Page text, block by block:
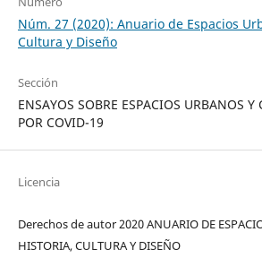
Núm. 27 (2020): Anuario de Espacios
Cultura y Diseño
Sección
ENSAYOS SOBRE ESPACIOS URBANOS
POR COVID-19
Licencia
Derechos de autor 2020 ANUARIO DE
HISTORIA, CULTURA Y DISEÑO